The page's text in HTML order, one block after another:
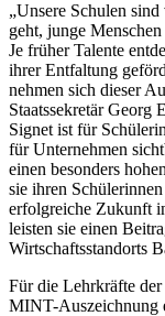
„Unsere Schulen
geht, junge
Je früher Talente
ihrer Entfaltung
nehmen sich dieser
Staatssekretär Georg
Signet ist für
für Unternehmen
einen besonders
sie ihren
erfolgreiche Zukunft
leisten sie einen
Wirtschaftsstandorts
Für die Lehrkräfte
MINT-Auszeichnung